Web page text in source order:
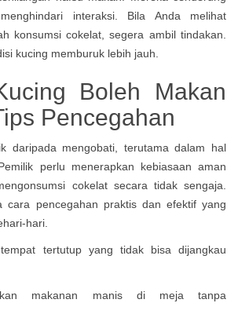
interaksi. Bila Anda melihat
konsumsi cokelat, segera ambil tindakan.
kucing memburuk lebih jauh.
Boleh Makan
Pencegahan
daripada mengobati, terutama dalam hal
perlu menerapkan kebiasaan aman
cokelat secara tidak sengaja.
cara pencegahan praktis dan efektif yang
hari.
tertutup yang tidak bisa dijangkau
makanan manis di meja tanpa